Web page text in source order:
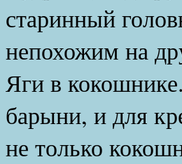
старинный
непохожим на
Яги в
барыни, и для
не только